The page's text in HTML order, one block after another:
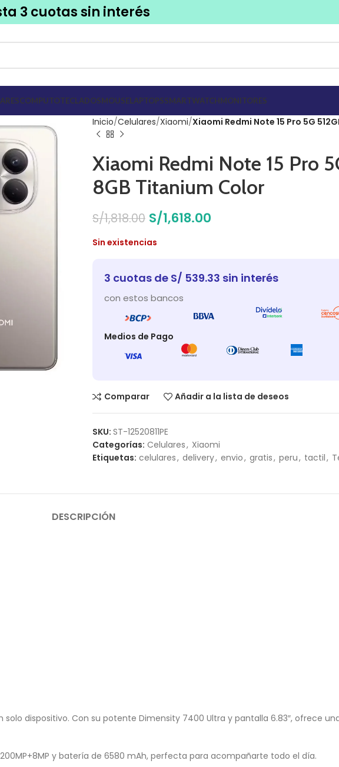
3 cuotas sin interés
COMPUTOTECLADOSMOUSELAPTOPSSMARTWATCHMONITORES
Inicio Celulares Xiaomi Xiaomi Redmi Note 15 Pro 5G
Xiaomi Redmi Note 15 Pro
8GB Titanium Color
S/1,818.00 S/1,618.00
Sin existencias
3 cuotas de S/ 539.33 sin interés
con estos bancos
Medios de Pago
Comparar Añadir a la lista de deseos
SKU: ST-12520811PE
Categorías: Celulares, Xiaomi
Etiquetas: celulares, delivery, envio, gratis, peru, tactil,
DESCRIPCIÓN
solo dispositivo. Con su potente Dimensity 7400 Ultra y pantalla 6.83″, ofrece
y batería de 6580 mAh, perfecta para acompañarte todo el día.